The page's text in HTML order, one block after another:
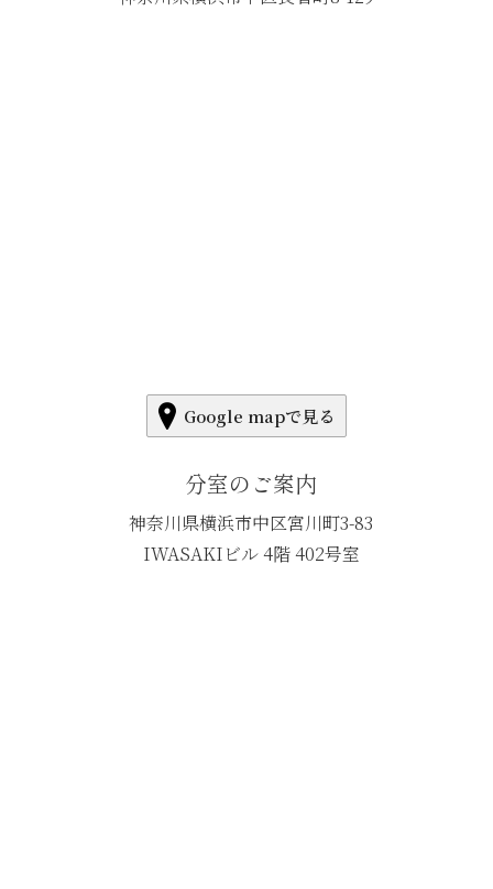
Google mapで見る
分室のご案内
神奈川県横浜市中区宮川町3-83
IWASAKIビル 4階 402号室